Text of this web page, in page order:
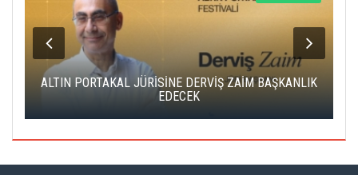
ALTIN PORTAKAL JÜRİSİNE DERVİŞ ZAİM BAŞKANLIK
EDECEK